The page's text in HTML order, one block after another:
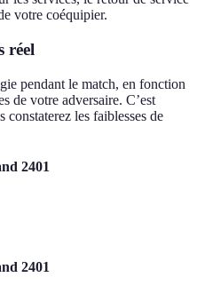
votre coéquipier.
réel
pendant le match, en fonction
de votre adversaire. C’est
constaterez les faiblesses de
2401
2401